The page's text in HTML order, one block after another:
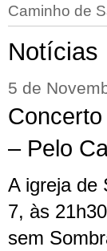
Caminho de
Notícias
5 de
– Pelo
A igreja de
7, às
sem